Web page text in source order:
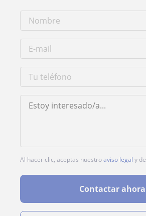
Al hacer clic, aceptas nuestroaviso legal y de
Contactar ahora